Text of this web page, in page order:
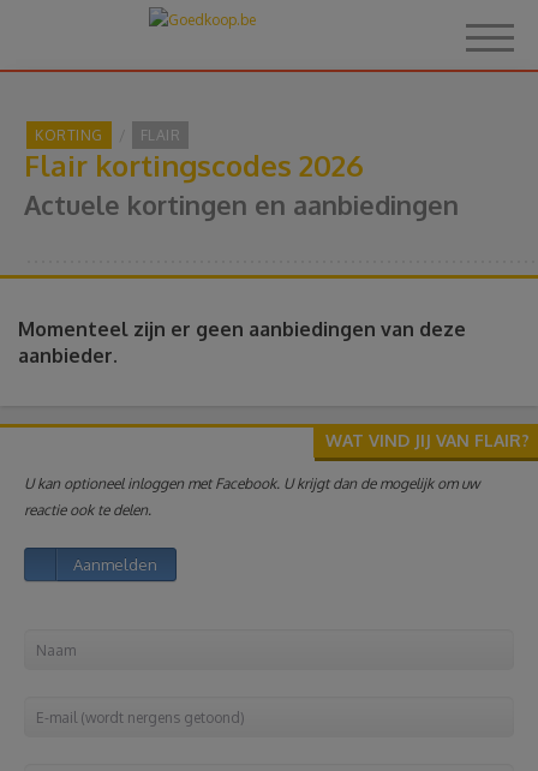
Hoe het werkt
Reviews
Reizen
Geldzaken
Thuis
KORTING FLAIR
Flair kortingscodes 2026
Actuele kortingen en aanbiedingen
Momenteel zijn er geen aanbiedingen van deze
aanbieder.
WAT VIND JIJ VAN FLAIR?
U kan optioneel inloggen met Facebook. U krijgt dan de mogelijk om uw
reactie ook te delen.
Aanmelden